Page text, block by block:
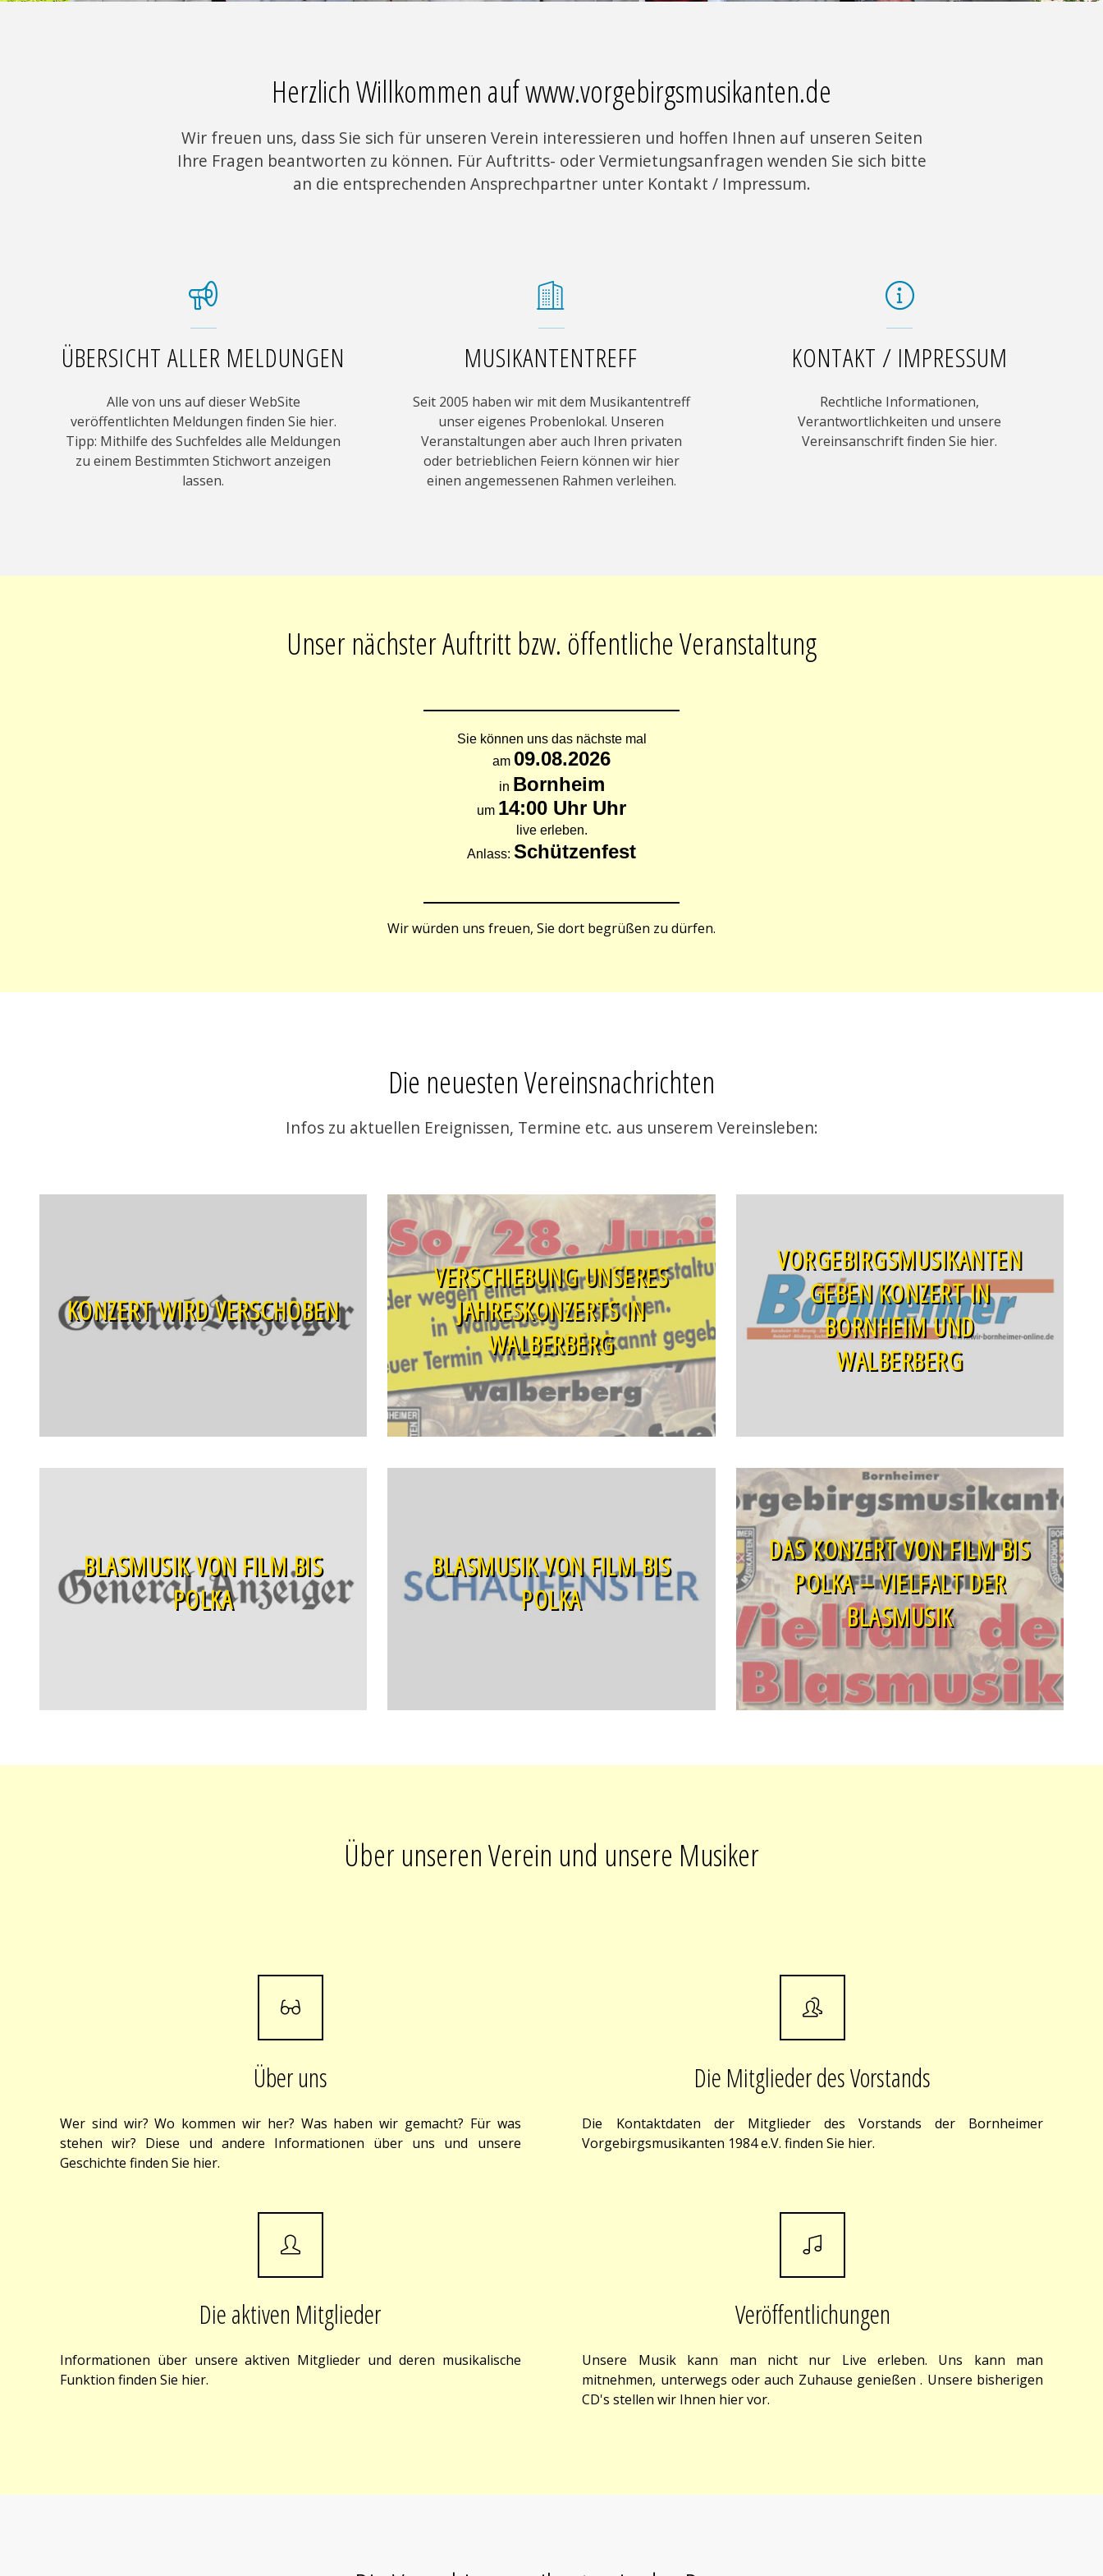
Herzlich Willkommen auf www.vorgebirgsmusikanten.de
Wir freuen uns, dass Sie sich für unseren Verein interessieren und hoffen Ihnen auf unseren Seiten
Ihre Fragen beantworten zu können. Für Auftritts- oder Vermietungsanfragen wenden Sie sich bitte
an die entsprechenden Ansprechpartner unter Kontakt / Impressum.
ÜBERSICHT ALLER MELDUNGEN
Alle von uns auf dieser WebSite
veröffentlichten Meldungen finden Sie hier.
Tipp: Mithilfe des Suchfeldes alle Meldungen
zu einem Bestimmten Stichwort anzeigen
lassen.
MUSIKANTENTREFF
Seit 2005 haben wir mit dem Musikantentreff
unser eigenes Probenlokal. Unseren
Veranstaltungen aber auch Ihren privaten
oder betrieblichen Feiern können wir hier
einen angemessenen Rahmen verleihen.
KONTAKT / IMPRESSUM
Rechtliche Informationen,
Verantwortlichkeiten und unsere
Vereinsanschrift finden Sie hier.
Unser nächster Auftritt bzw. öffentliche Veranstaltung
Wir würden uns freuen, Sie dort begrüßen zu dürfen.
Die neuesten Vereinsnachrichten
Infos zu aktuellen Ereignissen, Termine etc. aus unserem Vereinsleben:
KONZERT WIRD VERSCHOBEN
VERSCHIEBUNG UNSERES
JAHRESKONZERTS IN
WALBERBERG
VORGEBIRGSMUSIKANTEN
GEBEN KONZERT IN
BORNHEIM UND
WALBERBERG
BLASMUSIK VON FILM BIS
POLKA
BLASMUSIK VON FILM BIS
POLKA
DAS KONZERT VON FILM BIS
POLKA – VIELFALT DER
BLASMUSIK
Über unseren Verein und unsere Musiker
Über uns
Wer sind wir? Wo kommen wir her? Was haben wir gemacht? Für was
stehen wir? Diese und andere Informationen über uns und unsere
Geschichte finden Sie hier.
Die Mitglieder des Vorstands
Die Kontaktdaten der Mitglieder des Vorstands der Bornheimer
Vorgebirgsmusikanten 1984 e.V. finden Sie hier.
Die aktiven Mitglieder
Informationen über unsere aktiven Mitglieder und deren musikalische
Funktion finden Sie hier.
Veröffentlichungen
Unsere Musik kann man nicht nur Live erleben. Uns kann man
mitnehmen, unterwegs oder auch Zuhause genießen . Unsere bisherigen
CD's stellen wir Ihnen hier vor.